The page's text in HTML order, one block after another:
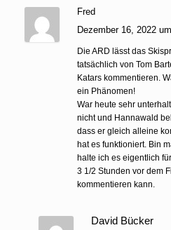
Fred
Dezember 16, 2022
Die ARD lässt das
tatsächlich von Tom
Katars kommentieren.
ein Phänomen!
War heute sehr
nicht und Hannawald
dass er gleich alleine
hat es funktioniert. Bin
halte ich es eigentlich
3 1/2 Stunden vor dem
kommentieren kann.
David Bücker